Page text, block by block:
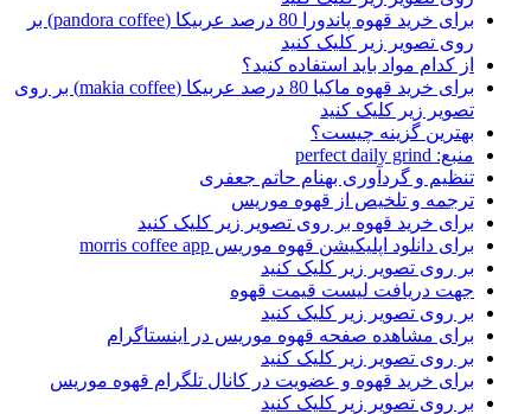
برای خرید قهوه پاندورا 80 درصد عربیکا (pandora coffee) بر
روی تصویر زیر کلیک کنید
از کدام مواد باید استفاده کنید؟
برای خرید قهوه ماکیا 80 درصد عربیکا (makia coffee) بر روی
تصویر زیر کلیک کنید
بهترین گزینه چیست؟
منبع: perfect daily grind
تنظیم و گردآوری بهنام حاتم جعفری
ترجمه و تلخیص از قهوه موریس
برای خرید قهوه بر روی تصویر زیر کلیک کنید
برای دانلود اپلیکیشن قهوه موریس morris coffee app
بر روی تصویر زیر کلیک کنید
جهت دریافت لیست قیمت قهوه
بر روی تصویر زیر کلیک کنید
برای مشاهده صفحه قهوه موریس در اینستاگرام
بر روی تصویر زیر کلیک کنید
برای خرید قهوه و عضویت در کانال تلگرام قهوه موریس
بر روی تصویر زیر کلیک کنید